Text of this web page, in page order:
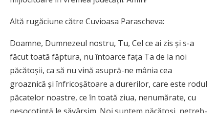
Altă rugăciune către Cuvioasa Parascheva:
Doamne, Dumnezeul nostru, Tu, Cel ce ai zis și s-a
făcut toată făptura, nu întoarce fața Ta de la noi
păcătoșii, ca să nu vină asupră-ne mânia cea
groaznică și înfri­co­șă­toare a durerilor, care este rodul
păcatelor noastre, ce în toată ziua, nenumărate, cu